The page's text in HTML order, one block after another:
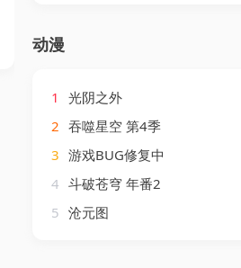
动漫
1
光阴之外
2 吞噬星空 第4季
3 游戏BUG修复中
4 斗破苍穹 年番2
5 沧元图